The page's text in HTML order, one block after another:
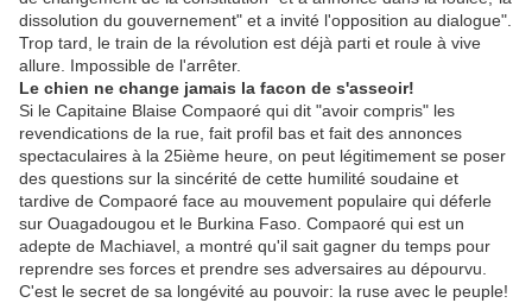
dissolution du gouvernement" et a invité l'opposition au dialogue".
Trop tard, le train de la révolution est déjà parti et roule à vive
allure. Impossible de l'arrêter.
Le chien ne change jamais la facon de s'asseoir!
Si le Capitaine Blaise Compaoré qui dit "avoir compris" les
revendications de la rue, fait profil bas et fait des annonces
spectaculaires à la 25ième heure, on peut légitimement se poser
des questions sur la sincérité de cette humilité soudaine et
tardive de Compaoré face au mouvement populaire qui déferle
sur Ouagadougou et le Burkina Faso. Compaoré qui est un
adepte de Machiavel, a montré qu'il sait gagner du temps pour
reprendre ses forces et prendre ses adversaires au dépourvu.
C'est le secret de sa longévité au pouvoir: la ruse avec le peuple!